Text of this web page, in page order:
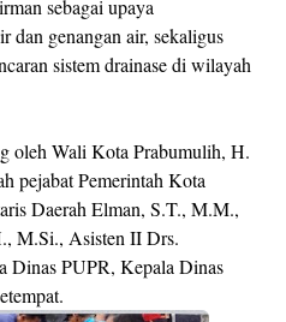
sebagai upaya
dan genangan air, sekaligus
sistem drainase di wilayah
oleh Wali Kota Prabumulih, H.
pejabat Pemerintah Kota
Daerah Elman, S.T., M.M.,
M.Si., Asisten II Drs.
Dinas PUPR, Kepala Dinas